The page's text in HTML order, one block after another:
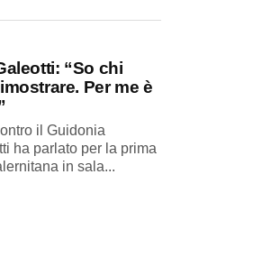
“So chi
Per me è
il Guidonia
ha parlato per la prima
in sala...